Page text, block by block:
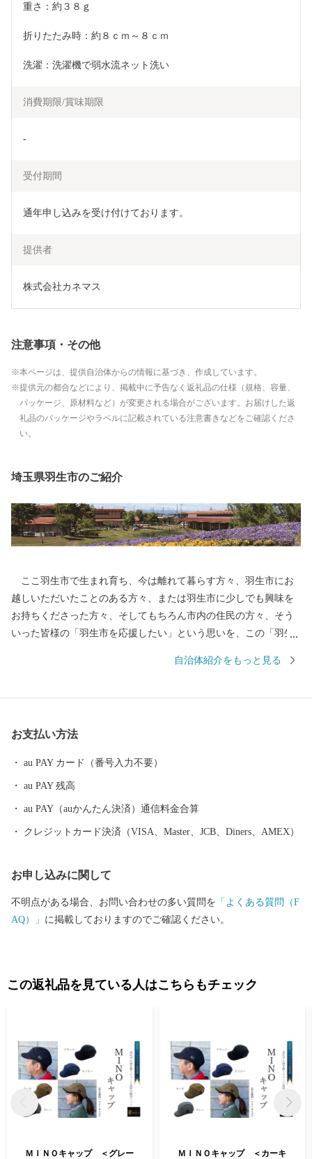
重さ：約３８ｇ
折りたたみ時：約８ｃｍ～８ｃｍ
洗濯：洗濯機で弱水流ネット洗い
消費期限/賞味期限
-
受付期間
通年申し込みを受け付けております。
提供者
株式会社カネマス
注意事項・その他
本ページは、提供自治体からの情報に基づき、作成しています。
提供元の都合などにより、掲載中に予告なく返礼品の仕様（規格、容量、
パッケージ、原材料など）が変更される場合がございます。お届けした返
礼品のパッケージやラベルに記載されている注意書きなどをご確認くださ
い。
埼玉県羽生市のご紹介
ここ羽生市で生まれ育ち、今は離れて暮らす方々、羽生市にお
越しいただいたことのある方々、または羽生市に少しでも興味を
お持ちくださった方々、そしてもちろん市内の住民の方々、そう
いった皆様の「羽生市を応援したい」という思いを、この「羽生
させてください。ふるさと羽生の応援を、心よりお待ちしていま
るお問合せ先】 羽生市ふるさと納税サポートセンター T
自治体紹介をもっと見る
お支払い方法
au PAY カード（番号入力不要）
au PAY 残高
au PAY（auかんたん決済）通信料金合算
クレジットカード決済（VISA、Master、JCB、Diners、AMEX）
お申し込みに関して
不明点がある場合、お問い合わせの多い質問を 「よくある質問（F
AQ）」 に掲載しておりますのでご確認ください。
この返礼品を見ている人はこちらもチェック
ＭＩＮＯキャップ ＜グレー
ＭＩＮＯキャップ ＜カーキ